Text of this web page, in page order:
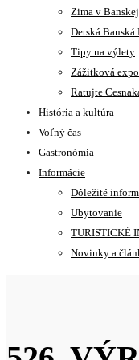
Zima v
Detská Banská
Tipy na výlety
Zážitková
Ratujte
História a kultúra
Voľný čas
Gastronómia
Informácie
Dôležité
Ubytovanie
TURISTICKÉ
Novinky a